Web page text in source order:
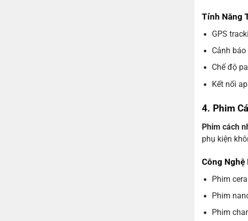
Tính Năng
GPS
Cảnh
Chế độ
Kết nối
4. Phim
Phim cách
phụ kiện
Công
Phim
Phim
Phim